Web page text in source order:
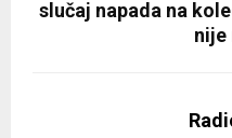
slučaj napada na
nije